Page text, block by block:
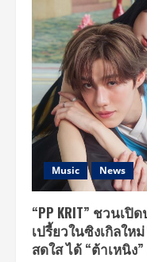
Music News
“PP KRIT” ชวนเ
เปรี้ยวในซิงเกิลใหม่
สดใส ได้ “ต้าเหนิง